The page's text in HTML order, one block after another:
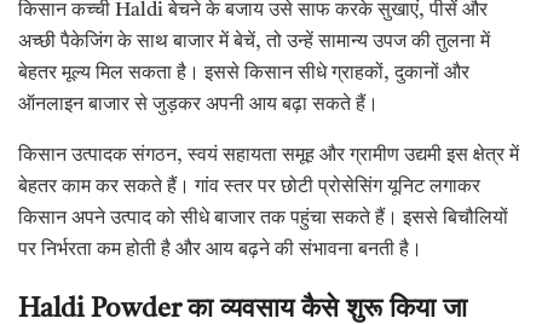
किसान कच्ची Haldi बेचने के बजाय उसे साफ करके सुखाएं, पीसें और
अच्छी पैकेजिंग के साथ बाजार में बेचें, तो उन्हें सामान्य उपज की तुलना में
बेहतर मूल्य मिल सकता है। इससे किसान सीधे ग्राहकों, दुकानों और
ऑनलाइन बाजार से जुड़कर अपनी आय बढ़ा सकते हैं।
किसान उत्पादक संगठन, स्वयं सहायता समूह और ग्रामीण उद्यमी इस क्षेत्र में
बेहतर काम कर सकते हैं। गांव स्तर पर छोटी प्रोसेसिंग यूनिट लगाकर
किसान अपने उत्पाद को सीधे बाजार तक पहुंचा सकते हैं। इससे बिचौलियों
पर निर्भरता कम होती है और आय बढ़ने की संभावना बनती है।
Haldi Powder का व्यवसाय कैसे शुरू किया जा